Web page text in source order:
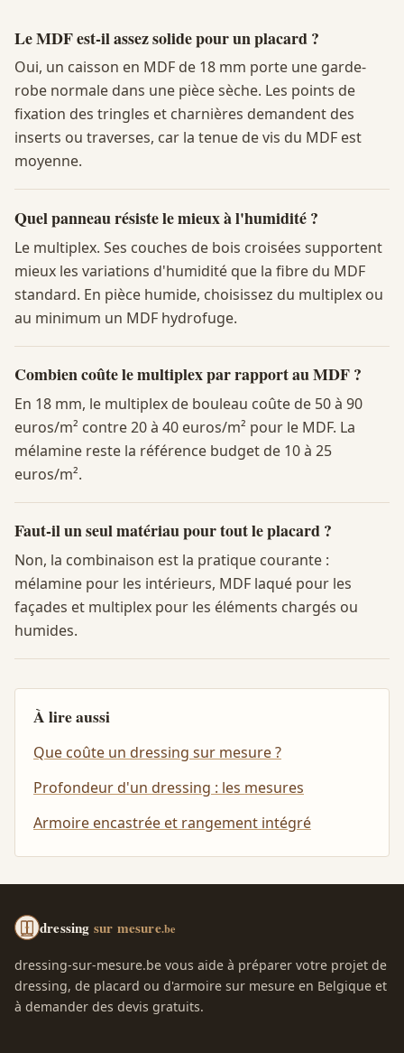
Le MDF est-il assez solide pour un placard ?
Oui, un caisson en MDF de 18 mm porte une garde-
robe normale dans une pièce sèche. Les points de
fixation des tringles et charnières demandent des
inserts ou traverses, car la tenue de vis du MDF est
moyenne.
Quel panneau résiste le mieux à l'humidité ?
Le multiplex. Ses couches de bois croisées supportent
mieux les variations d'humidité que la fibre du MDF
standard. En pièce humide, choisissez du multiplex ou
au minimum un MDF hydrofuge.
Combien coûte le multiplex par rapport au MDF ?
En 18 mm, le multiplex de bouleau coûte de 50 à 90
euros/m² contre 20 à 40 euros/m² pour le MDF. La
mélamine reste la référence budget de 10 à 25
euros/m².
Faut-il un seul matériau pour tout le placard ?
Non, la combinaison est la pratique courante :
mélamine pour les intérieurs, MDF laqué pour les
façades et multiplex pour les éléments chargés ou
humides.
À lire aussi
Que coûte un dressing sur mesure ?
Profondeur d'un dressing : les mesures
Armoire encastrée et rangement intégré
dressing sur mesure.be
dressing-sur-mesure.be vous aide à préparer votre projet de
dressing, de placard ou d'armoire sur mesure en Belgique et
à demander des devis gratuits.